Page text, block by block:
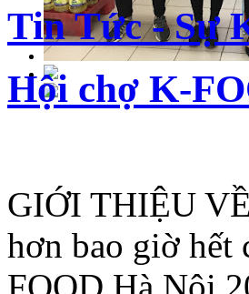
Tin Tức - Sự
Hội chợ K-
GIỚI THIỆU
hơn bao giờ